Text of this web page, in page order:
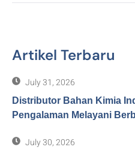
Artikel Terbaru
July 31, 2026
Distributor Bahan Kimia
Pengalaman Melayani
July 30, 2026